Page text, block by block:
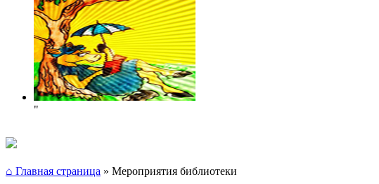
"
⌂ Главная страница » Мероприятия библиотеки